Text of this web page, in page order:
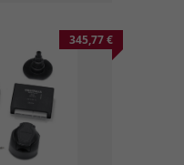
345,77 €